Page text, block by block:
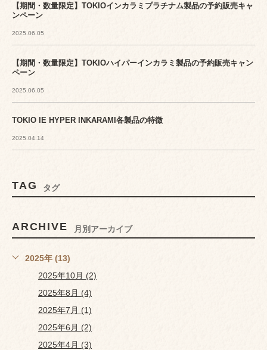
【期間・数量限定】TOKIOインカラミプラチナム製品の予約販売キャ
ンペーン
2025.06.05
【期間・数量限定】TOKIOハイパーインカラミ製品の予約販売キャン
ペーン
2025.06.05
TOKIO IE HYPER INKARAMI各製品の特徴
2025.04.14
TAG タグ
ARCHIVE 月別アーカイブ
2025年 (13)
2025年10月 (2)
2025年8月 (4)
2025年7月 (1)
2025年6月 (2)
2025年4月 (3)